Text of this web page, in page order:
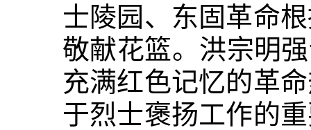
士陵园、东固革命
敬献花篮。洪宗明
充满红色记忆的革
于烈士褒扬工作的